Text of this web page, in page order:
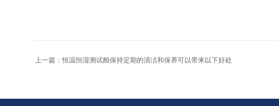
上一篇：恒温恒湿测试舱保持定期的清洁和保养可以带来以下好处